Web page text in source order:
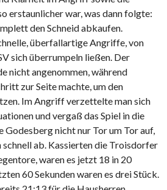
erstaunlicher war, was dann folgte:
den Schneid abkaufen.
überfallartige Angriffe, von
sich überrumpeln ließen. Der
nicht angenommen, während
zur Seite machte, um den
Im Angriff verzettelte man sich
und vergaß das Spiel in die
nicht nur Tor um Tor auf,
schnell ab. Kassierten die Troisdorfer
waren es jetzt 18 in 20
60 Sekunden waren es drei Stück.